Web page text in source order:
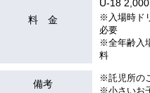
料 金
U-18 2,000
※入場時ド
必要
※全年齢入
料
備考
※託児所の
※小さいお